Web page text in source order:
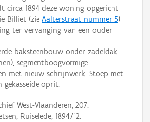
circa 1894 deze woning opgericht
Billiet (zie Aalterstraat nummer 5)
ter vervanging van een ouder
baksteenbouw onder zadeldak
segmentboogvormige
met nieuw schrijnwerk. Stoep met
gekasseide oprit.
West-Vlaanderen, 207:
Ruiselede, 1894/12.